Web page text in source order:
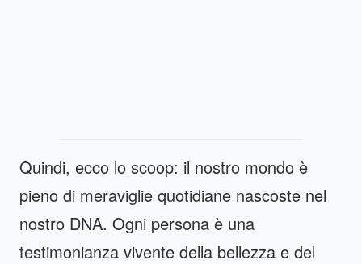
Quindi, ecco lo scoop: il nostro mondo è
pieno di meraviglie quotidiane nascoste nel
nostro DNA. Ogni persona è una
testimonianza vivente della bellezza e del